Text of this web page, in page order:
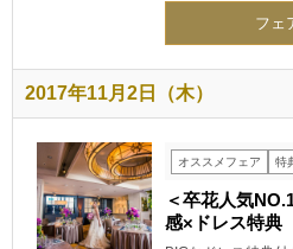
フェ
2017年11月2日（木）
オススメフェア 特
＜卒花人気
感×ドレス特典